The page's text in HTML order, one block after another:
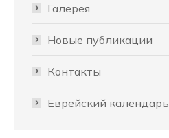
Галерея
Новые публикации
Контакты
Еврейский календарь